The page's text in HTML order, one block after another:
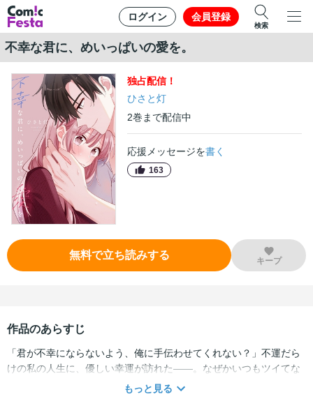
ログイン 会員登録
検索
不幸な君に、めいっぱいの愛を。
独占配信！
ひさと灯
2巻 まで配信中
応援メッセージを書く
163
無料で立ち読みする キープ
作品のあらすじ
「君が不幸にならないよう、俺に手伝わせてくれない？」不運だら
けの私の人生に、優しい幸運が訪れた――。なぜかいつもツイてな
い不運体質なOLの平野。そんな平野の前に現れたのは、社内でも人
もっと見る